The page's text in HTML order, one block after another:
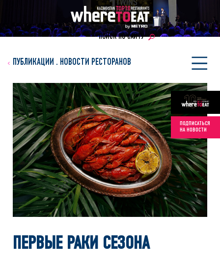
ПОИСК ПО САЙТУ
ПОДПИСАТЬСЯ
НА НОВОСТИ
ПУБЛИКАЦИИ . НОВОСТИ РЕСТОРАНОВ
ПЕРВЫЕ РАКИ СЕЗОНА